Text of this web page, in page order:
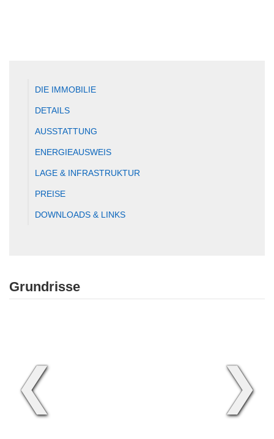
DIE IMMOBILIE
DETAILS
AUSSTATTUNG
ENERGIEAUSWEIS
LAGE & INFRASTRUKTUR
PREISE
DOWNLOADS & LINKS
Grundrisse
❮ ❯